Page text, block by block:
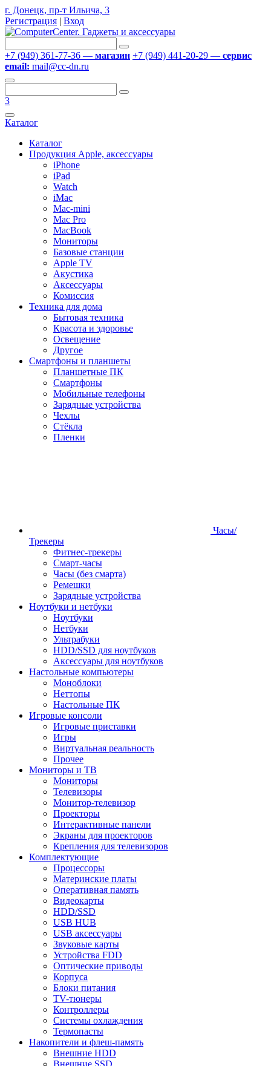
г. Донецк, пр-т Ильича, 3
Регистрация | Вход
+7 (949) 361-77-36 — магазин +7 (949) 441-20-29 — сервис
email: mail@cc-dn.ru
3
Каталог
Каталог
Продукция Apple, аксессуары
iPhone
iPad
Watch
iMac
Mac-mini
Mac Pro
MacBook
Мониторы
Базовые станции
Apple TV
Акустика
Аксессуары
Комиссия
Техника для дома
Бытовая техника
Красота и здоровье
Освещение
Другое
Смартфоны и планшеты
Планшетные ПК
Смартфоны
Мобильные телефоны
Зарядные устройства
Чехлы
Стёкла
Пленки
Часы/
Трекеры
Фитнес-трекеры
Смарт-часы
Часы (без смарта)
Ремешки
Зарядные устройства
Ноутбуки и нетбуки
Ноутбуки
Нетбуки
Ультрабуки
HDD/SSD для ноутбуков
Аксессуары для ноутбуков
Настольные компьютеры
Моноблоки
Неттопы
Настольные ПК
Игровые консоли
Игровые приставки
Игры
Виртуальная реальность
Прочее
Мониторы и ТВ
Мониторы
Телевизоры
Монитор-телевизор
Проекторы
Интерактивные панели
Экраны для проекторов
Крепления для телевизоров
Комплектующие
Процессоры
Материнские платы
Оперативная память
Видеокарты
HDD/SSD
USB HUB
USB аксессуары
Звуковые карты
Устройства FDD
Оптические приводы
Корпуса
Блоки питания
TV-тюнеры
Контроллеры
Системы охлаждения
Термопасты
Накопители и флеш-память
Внешние HDD
Внешние SSD